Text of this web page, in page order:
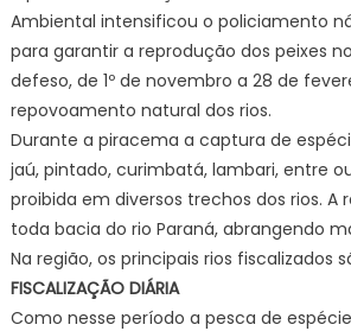
Ambiental intensificou o policiamento
para garantir a reprodução dos peixes
defeso, de 1º de novembro a 28 de
repovoamento natural dos rios.
Durante a piracema a captura de
jaú, pintado, curimbatá, lambari, entre
proibida em diversos trechos dos rios. A
toda bacia do rio Paraná, abrangendo
Na região, os principais rios fiscalizados
FISCALIZAÇÃO DIÁRIA
Como nesse período a pesca de